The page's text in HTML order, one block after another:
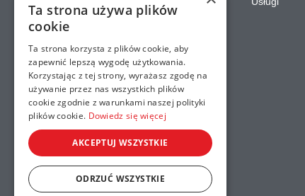
Ta strona używa plików
cookie
Ta strona korzysta z plików cookie, aby
zapewnić lepszą wygodę użytkowania.
Korzystając z tej strony, wyrażasz zgodę na
używanie przez nas wszystkich plików
cookie zgodnie z warunkami naszej polityki
plików cookie. Dowiedz się więcej
AKCEPTUJ WSZYSTKIE
ODRZUĆ WSZYSTKIE